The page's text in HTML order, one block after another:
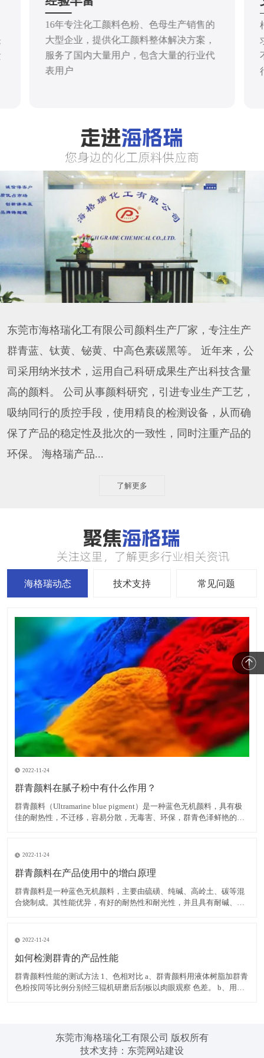
16年专注化工颜料色粉、色母生产销售的
大型企业，提供化工颜料整体解决方案，
服务了国内大量用户，包含大量的行业代
表用户
东莞市海格瑞化工有限公司颜料生产厂家，专注生产
群青蓝、钛黄、铋黄、中高色素碳黑等。 近年来，公
司采用纳米技术，运用自己科研成果生产出科技含量
高的颜料。 公司从事颜料研究，引进专业生产工艺，
吸纳同行的质控手段，使用精良的检测设备，从而确
保了产品的稳定性及批次的一致性，同时注重产品的
环保。 海格瑞产品...
了解更多
海格瑞动态 技术支持 常见问题
2022-11-24
群青颜料在腻子粉中有什么作用？
群青颜料（Ultramarine blue pigment）是一种蓝色无机颜料，具有极
佳的耐热性，不迁移，容易分散，无毒害、环保，群青色泽鲜艳的蓝
原料的灰暗色光，令腻子粉获得极
2022-11-24
群青颜料在产品使用中的增白原理
群青颜料是一种蓝色无机颜料，主要由硫磺、纯碱、高岭土、碳等混
合烧制成。其性能优异，有好的耐热性和耐光性，并且具有耐碱、不
在运用中不会导致同色异谱现象的出现，能消除白色物质内黄色色
2022-11-24
如何检测群青的产品性能
群青颜料性能的测试方法 1、色相对比 a、群青颜料用液体树脂加群青
色粉按同等比例分别经三辊机研磨后刮板以肉眼观察 色差。 b、用塑
东莞市海格瑞化工有限公司 版权所有
技术支持： 东莞网站建设